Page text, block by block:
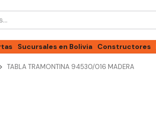
Sucursales en Bolivia Constructores
TABLA TRAMONTINA 94530/016 MADERA